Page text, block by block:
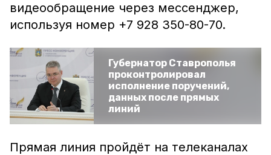
видеообращение через мессенджер,
используя номер +7 928 350-80-70.
Губернатор Ставрополья
проконтролировал
исполнение поручений,
данных после прямых
линий
Прямая линия пройдёт на телеканалах